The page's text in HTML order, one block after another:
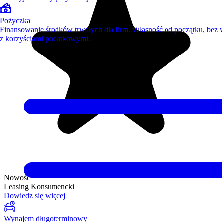
Nowość
Leasing Konsumencki
Dowiedz się więcej
Wynajem długoterminowy
Pożyczka
Finansowanie środków trwałych dla firm. Własność od początku, bez
z korzyściami podatkowymi.